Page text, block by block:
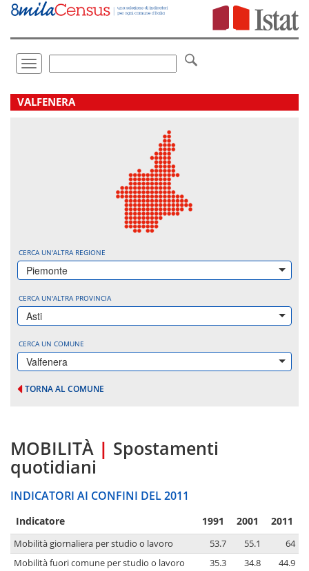
Vai
direttamente
Toggle
navigation
.
VALFENERA
CERCA UN'ALTRA REGIONE
Piemonte
CERCA UN'ALTRA PROVINCIA
Asti
CERCA UN COMUNE
Valfenera
TORNA AL COMUNE
MOBILITÀ | Spostamenti
quotidiani
INDICATORI AI CONFINI DEL 2011
Indicatore 1991 2001 2011
Mobilità giornaliera per studio o lavoro 53.7 55.1
64
Mobilità fuori comune per studio o lavoro
35.3 34.8
44.9